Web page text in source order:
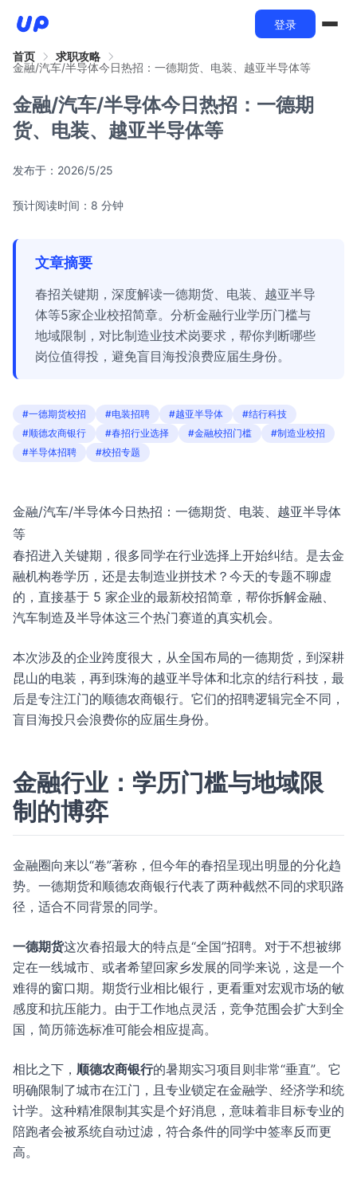
登录
首页
求职攻略
金融/汽车/半导体今日热招：一德期货、电装、越亚半导体等
金融/汽车/半导体今日热招：一德期
货、电装、越亚半导体等
发布于： 2026/5/25
预计阅读时间：8 分钟
文章摘要
春招关键期，深度解读一德期货、电装、越亚半导
体等5家企业校招简章。分析金融行业学历门槛与
地域限制，对比制造业技术岗要求，帮你判断哪些
岗位值得投，避免盲目海投浪费应届生身份。
#一德期货校招 #电装招聘 #越亚半导体
#结行科技
#顺德农商银行
#春招行业选择 #金融校招门槛
#制造业校招
#半导体招聘
#校招专题
金融/汽车/半导体今日热招：一德期货、电装、越亚半导体
等
春招进入关键期，很多同学在行业选择上开始纠结。是去金
融机构卷学历，还是去制造业拼技术？今天的专题不聊虚
的，直接基于 5 家企业的最新校招简章，帮你拆解金融、
汽车制造及半导体这三个热门赛道的真实机会。
本次涉及的企业跨度很大，从全国布局的一德期货，到深耕
昆山的电装，再到珠海的越亚半导体和北京的结行科技，最
后是专注江门的顺德农商银行。它们的招聘逻辑完全不同，
盲目海投只会浪费你的应届生身份。
金融行业：学历门槛与地域限
制的博弈
金融圈向来以“卷”著称，但今年的春招呈现出明显的分化趋
势。一德期货和顺德农商银行代表了两种截然不同的求职路
径，适合不同背景的同学。
一德期货这次春招最大的特点是“全国”招聘。对于不想被绑
定在一线城市、或者希望回家乡发展的同学来说，这是一个
难得的窗口期。期货行业相比银行，更看重对宏观市场的敏
感度和抗压能力。由于工作地点灵活，竞争范围会扩大到全
国，简历筛选标准可能会相应提高。
相比之下， 顺德农商银行的暑期实习项目则非常“垂直”。它
明确限制了城市在江门，且专业锁定在金融学、经济学和统
计学。这种精准限制其实是个好消息，意味着非目标专业的
陪跑者会被系统自动过滤，符合条件的同学中签率反而更
高。